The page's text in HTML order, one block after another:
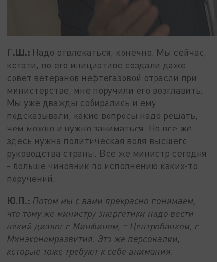
Г.Ш.: Надо отвлекаться, конечно. Мы сейчас,
кстати, по его инициативе создали даже
совет ветеранов нефтегазовой отрасли при
министерстве, мне поручили его возглавить.
Мы уже дважды собирались и ему
подсказывали, какие вопросы надо решать,
чем можно и нужно заниматься. Но все же
здесь нужна политическая воля высшего
руководства страны. Все же министр сегодня
- больше чиновник по исполнению каких-то
поручений.
Ю.П.: Потом мы с вами прекрасно понимаем,
что тому же министру энергетики надо вести
некий диалог с Минфином, с Центробанком, с
Минэкономразвития. Это же персоналии,
которые тоже требуют к себе внимания.